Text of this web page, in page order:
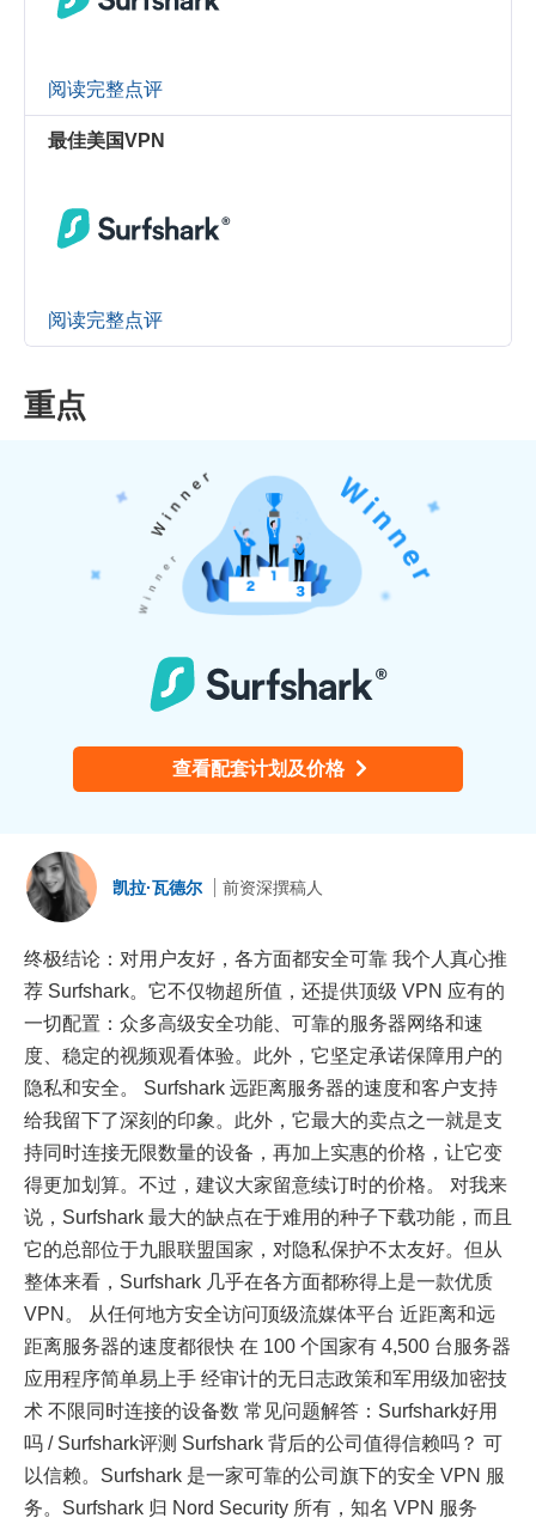
阅读完整点评
最佳美国VPN
阅读完整点评
重点
查看配套计划及价格
凯拉·瓦德尔 前资深撰稿人
终极结论：对用户友好，各方面都安全可靠 我个人真心推
荐 Surfshark。它不仅物超所值，还提供顶级 VPN 应有的
一切配置：众多高级安全功能、可靠的服务器网络和速
度、稳定的视频观看体验。此外，它坚定承诺保障用户的
隐私和安全。 Surfshark 远距离服务器的速度和客户支持
给我留下了深刻的印象。此外，它最大的卖点之一就是支
持同时连接无限数量的设备，再加上实惠的价格，让它变
得更加划算。不过，建议大家留意续订时的价格。 对我来
说，Surfshark 最大的缺点在于难用的种子下载功能，而且
它的总部位于九眼联盟国家，对隐私保护不太友好。但从
整体来看，Surfshark 几乎在各方面都称得上是一款优质
VPN。 从任何地方安全访问顶级流媒体平台 近距离和远
距离服务器的速度都很快 在 100 个国家有 4,500 台服务器
应用程序简单易上手 经审计的无日志政策和军用级加密技
术 不限同时连接的设备数 常见问题解答：Surfshark好用
吗 / Surfshark评测 Surfshark 背后的公司值得信赖吗？ 可
以信赖。Surfshark 是一家可靠的公司旗下的安全 VPN 服
务。Surfshark 归 Nord Security 所有，知名 VPN 服务